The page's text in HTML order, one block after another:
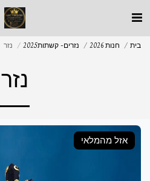
בית חנות 2026 נזרים- קשתות2025 נזר
נזר
אזל מהמלאי